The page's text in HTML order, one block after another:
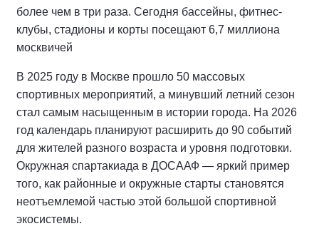
более чем в три раза. Сегодня бассейны, фитнес-
клубы, стадионы и корты посещают 6,7 миллиона
москвичей
В 2025 году в Москве прошло 50 массовых
спортивных мероприятий, а минувший летний сезон
стал самым насыщенным в истории города. На 2026
год календарь планируют расширить до 90 событий
для жителей разного возраста и уровня подготовки.
Окружная спартакиада в ДОСААФ — яркий пример
того, как районные и окружные старты становятся
неотъемлемой частью этой большой спортивной
экосистемы.